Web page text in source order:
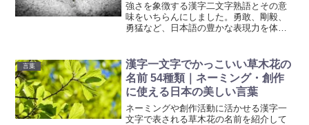
強さを象徴する漢字二文字熟語とその意
味をいちらんにしました。勇敢、剛毅、
勇猛など、日本語の豊かな表現力を体感
す。
言葉
漢字一文字でかっこいい草木花の
名前 54種類｜ネーミング・創作
に使える日本の美しい言葉
ネーミングや創作活動に活かせる漢字一
文字で表される草木花の名前を紹介して